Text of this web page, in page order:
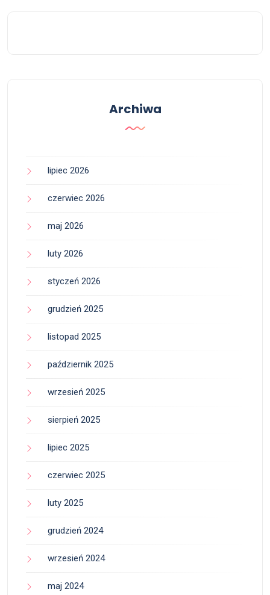
Archiwa
lipiec 2026
czerwiec 2026
maj 2026
luty 2026
styczeń 2026
grudzień 2025
listopad 2025
październik 2025
wrzesień 2025
sierpień 2025
lipiec 2025
czerwiec 2025
luty 2025
grudzień 2024
wrzesień 2024
maj 2024